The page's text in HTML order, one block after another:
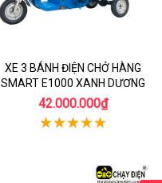
XE 3 BÁNH ĐIỆN CHỞ HÀNG
SMART E1000 XANH DƯƠNG
42.000.000₫